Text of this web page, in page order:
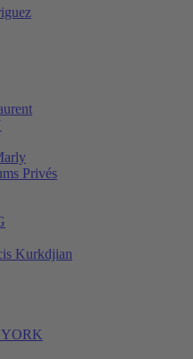
Privés
Kurkdjian